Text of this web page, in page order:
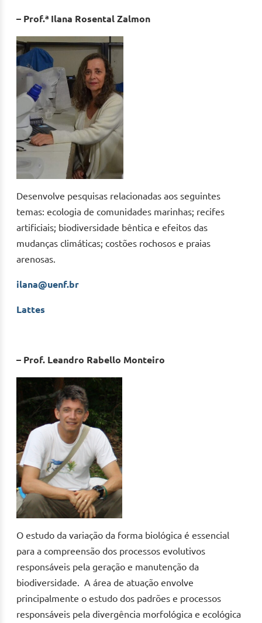
– Prof.ª Ilana Rosental Zalmon
Desenvolve pesquisas relacionadas aos seguintes
temas: ecologia de comunidades marinhas; recifes
artificiais; biodiversidade bêntica e efeitos das
mudanças climáticas; costões rochosos e praias
arenosas.
ilana@uenf.br
Lattes
– Prof. Leandro Rabello Monteiro
O estudo da variação da forma biológica é essencial
para a compreensão dos processos evolutivos
responsáveis pela geração e manutenção da
biodiversidade. A área de atuação envolve
principalmente o estudo dos padrões e processos
responsáveis pela divergência morfológica e ecológica